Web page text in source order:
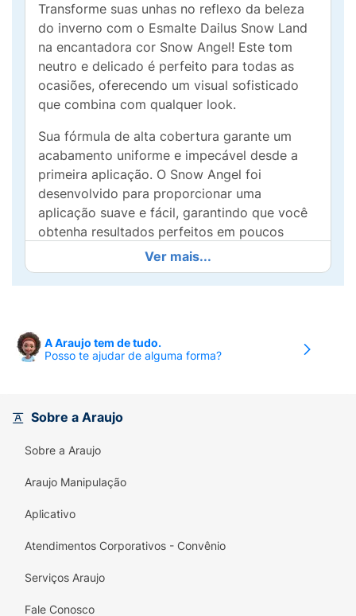
Transforme suas unhas no reflexo da beleza
do inverno com o Esmalte Dailus Snow Land
na encantadora cor Snow Angel! Este tom
neutro e delicado é perfeito para todas as
ocasiões, oferecendo um visual sofisticado
que combina com qualquer look.
Sua fórmula de alta cobertura garante um
acabamento uniforme e impecável desde a
primeira aplicação. O Snow Angel foi
desenvolvido para proporcionar uma
aplicação suave e fácil, garantindo que você
obtenha resultados perfeitos em poucos
Ideal para quem busca versatilidade e estilo,
frasco com design único traz um charme
extra ao seu kit de beleza.
unhas radiantes e elegantes! Com o Snow
Angel, cada gesto se transforma em uma
verdadeira obra de arte. Encante-se e
cheias de personalidade!
Ver mais...
A Araujo tem de tudo.
Posso te ajudar de alguma forma?
Sobre a Araujo
Sobre a Araujo
Araujo Manipulação
Aplicativo
Atendimentos Corporativos - Convênio
Serviços Araujo
Fale Conosco